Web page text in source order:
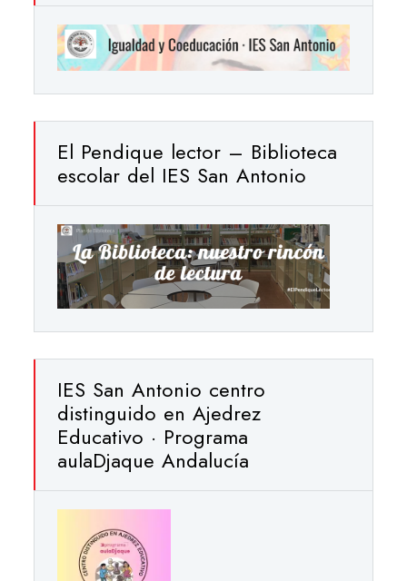
El Pendique lector – Biblioteca
escolar del IES San Antonio
IES San Antonio centro
distinguido en Ajedrez
Educativo · Programa
aulaDjaque Andalucía